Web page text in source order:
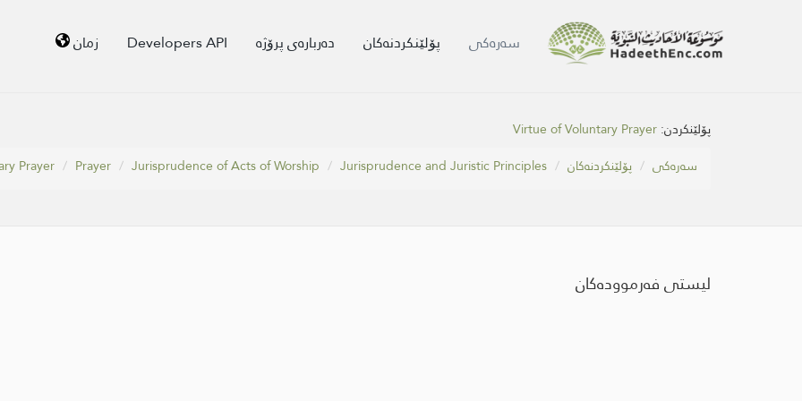
سه‌ره‌كی پۆلێنکردنەکان دەربارەی پرۆژە Developers API زمان
پۆلێنکردن:Virtue of Voluntary Prayer
سه‌ره‌كی
پۆلێنکردنەکان Jurisprudence and Juristic Principles
Jurisprudence of Acts of Worship
Prayer
Prayer
لیستی فەرموودەکان